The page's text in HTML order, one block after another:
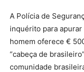
A Polícia de
inquérito para
homem oferece €
“cabeça de
comunidade